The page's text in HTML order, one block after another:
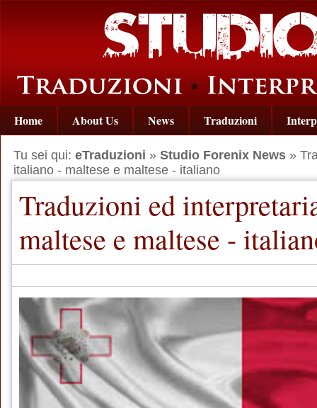
Home About Us News Traduzioni
Tu sei qui: eTraduzioni » Studio Forenix News »
italiano - maltese e maltese - italiano
Traduzioni ed
maltese e maltese -